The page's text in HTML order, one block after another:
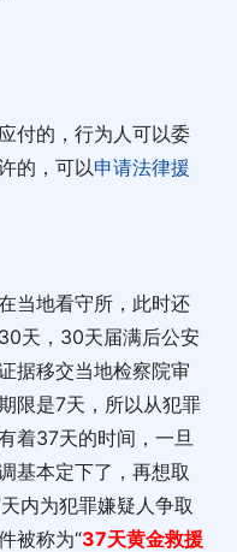
付的，行为人可以委
的，可以申请法律援
当地看守所，此时还
天，30天届满后公安
据移交当地检察院审
限是7天，所以从犯罪
着37天的时间，一旦
基本定下了，再想取
内为犯罪嫌疑人争取
被称为“37天黄金救援